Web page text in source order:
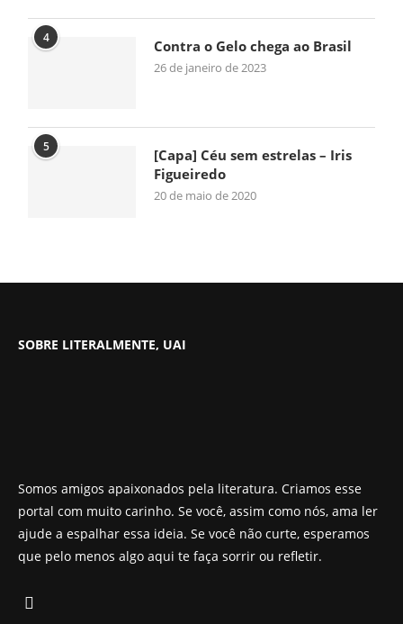
4 Contra o Gelo chega ao Brasil
26 de janeiro de 2023
5
[Capa] Céu sem estrelas – Iris
Figueiredo
20 de maio de 2020
SOBRE LITERALMENTE, UAI
Somos amigos apaixonados pela literatura. Criamos esse
portal com muito carinho. Se você, assim como nós, ama ler
ajude a espalhar essa ideia. Se você não curte, esperamos
que pelo menos algo aqui te faça sorrir ou refletir.